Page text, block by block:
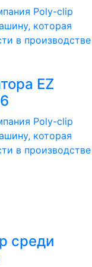
Poly-clip
которая
в производстве
EZ
Poly-clip
которая
в производстве
среди